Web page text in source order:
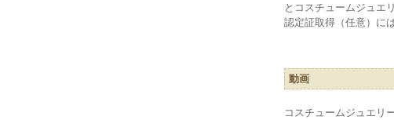
とコスチュームジュエ
認定証取得（任意）に
動画
コスチュームジュエリ